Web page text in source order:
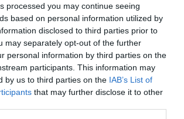
processed you may continue seeing
based on personal information utilized by
disclosed to third parties prior to
may separately opt-out of the further
personal information by third parties on the
participants. This information may
by us to third parties on the IAB’s List of
that may further disclose it to other
η «αποχή» της
ως Προανακριτικής
έχοντας αναλάβει τα ηνία
ώφειλε από την
αφ’ ης ετελέσθη αυτόφωρο
εκτελέσει, κατ’ εφαρμογήν